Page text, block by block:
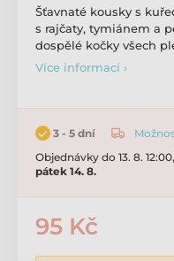
Šťavnaté kousky s
s rajčaty, tymiánem a
dospělé kočky všech
Více informací ›
3 - 5 dní
Objednávky do 13. 8.
pátek 14. 8.
95 Kč